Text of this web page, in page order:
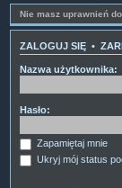
Nie masz uprawnień
ZALOGUJ SIĘ •
Nazwa użytkownika:
Hasło:
Zapamiętaj mnie
Ukryj mój status